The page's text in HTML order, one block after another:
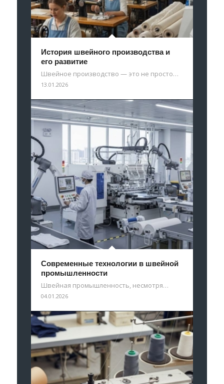
История швейного производства и
его развитие
Швейное производство — это не просто…
13.01.2026
Современные технологии в швейной
промышленности
Швейная промышленность, несмотря…
04.01.2026